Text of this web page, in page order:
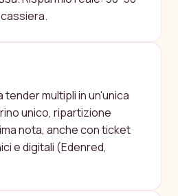
multipli in un'unica
unico, ripartizione
nota, anche con ticket
e digitali (Edenred,